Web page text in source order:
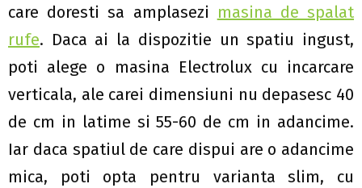
care doresti sa amplasezi masina de spalat
rufe. Daca ai la dispozitie un spatiu ingust,
poti alege o masina Electrolux cu incarcare
verticala, ale carei dimensiuni nu depasesc 40
de cm in latime si 55-60 de cm in adancime.
Iar daca spatiul de care dispui are o adancime
mica, poti opta pentru varianta slim, cu